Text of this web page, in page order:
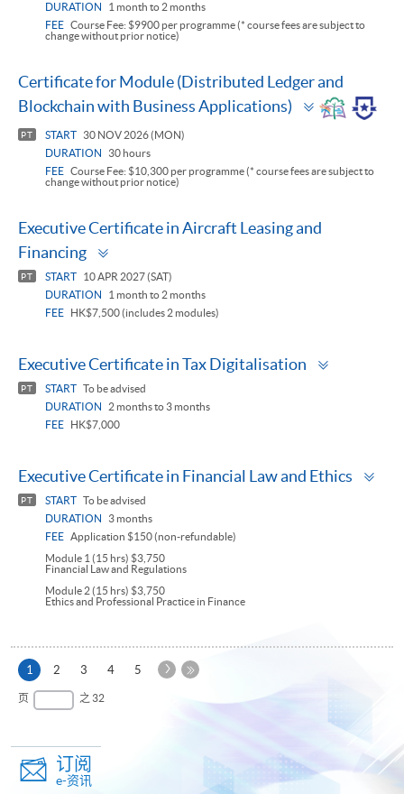
DURATION
1 month to 2 months
FEE Course Fee: $9900 per programme (* course fees are subject to
change without prior notice)
Certificate for Module (Distributed Ledger and
Blockchain with Business Applications)
Toggle
panel
PT START
30 NOV 2026 (MON)
DURATION
30 hours
FEE Course Fee: $10,300 per programme (* course fees are subject to
change without prior notice)
Executive Certificate in Aircraft Leasing and
Financing
PT START
10 APR 2027 (SAT)
DURATION
1 month to 2 months
FEE
HK$7,500 (includes 2 modules)
Executive Certificate in Tax Digitalisation
PT START To be advised
DURATION
2 months to 3 months
FEE
HK$7,000
Executive Certificate in Financial Law and Ethics
PT START To be advised
DURATION
3 months
FEE
Application $150 (non-refundable)
Module 1 (15 hrs) $3,750
Financial Law and Regulations
Module 2 (15 hrs) $3,750
Ethics and Professional Practice in Finance
1 本
页
2 3 4 5
下
页 之 32
订阅
e-资讯